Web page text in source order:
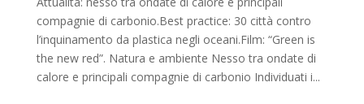
compagnie di carbonio.Best practice: 30 città contro
l’inquinamento da plastica negli oceani.Film: “Green is
the new red”. Natura e ambiente Nesso tra ondate di
calore e principali compagnie di carbonio Individuati i...